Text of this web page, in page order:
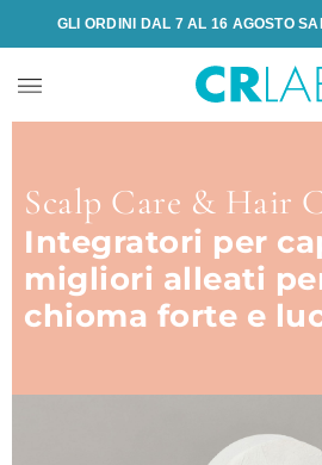
GLI ORDINI DAL 7 AL 16 AGOSTO
Scalp Care & Hair
Integratori per
migliori alleati
chioma forte e